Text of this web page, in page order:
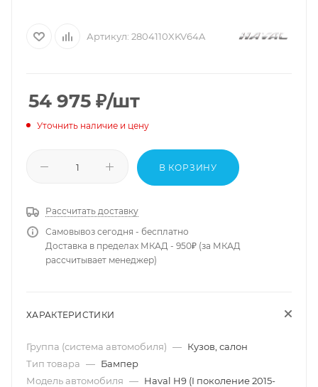
Артикул: 2804110XKV64A
54 975 ₽/шт
Уточнить наличие и цену
В КОРЗИНУ
Рассчитать доставку
Самовывоз сегодня - бесплатно
Доставка в пределах МКАД - 950₽ (за МКАД
рассчитывает менеджер)
ХАРАКТЕРИСТИКИ
Группа (система автомобиля) — Кузов, салон
Тип товара — Бампер
Модель автомобиля — Haval H9 (I поколение 2015-